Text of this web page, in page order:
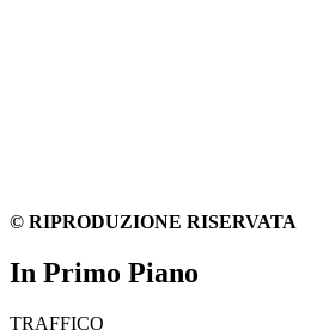
© RIPRODUZIONE RISERVATA
In Primo Piano
TRAFFICO